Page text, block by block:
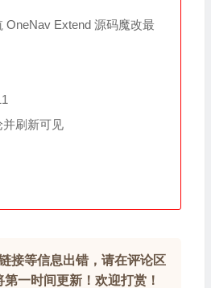
OneNav Extend 源码魔改最
并刷新可见
接等信息出错，请在评论区
一时间更新！欢迎打赏！